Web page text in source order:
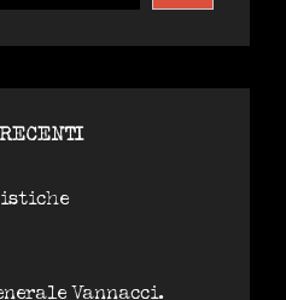
Vannacci.